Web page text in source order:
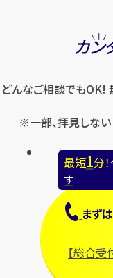
カン
どんなご相談でもOK!
※一部、拝見しない
最短1分！
す
まずは
【総合